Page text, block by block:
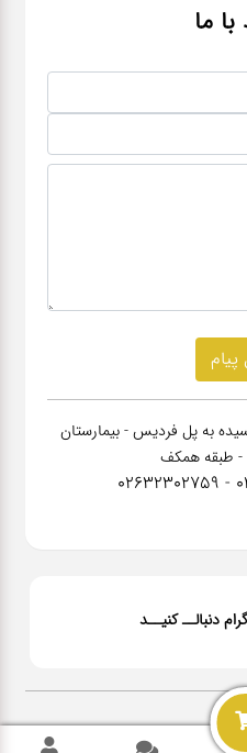
با ما
به پل فردیس - بیمارستان
دنبالــ کنیــد